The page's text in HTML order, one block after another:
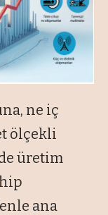
ne iç
ölçekli
üretim
ana